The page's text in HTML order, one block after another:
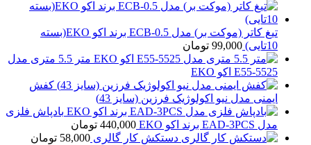
تیغ کاتر (موکت بر) مدل ECB-0.5 برند اکو EKO(بسته
10تایی)
99,000 تومان
متر 5.5 متری مدل
E55-5525 اکو EKO
کفش
ایمنی مدل نیو اکولوژیک فرزین (سایز 43)
بادپاش فلزی
مدل EAD-3PCS برند اکو EKO
440,000 تومان
دستکش کار گالری 58,000 تومان